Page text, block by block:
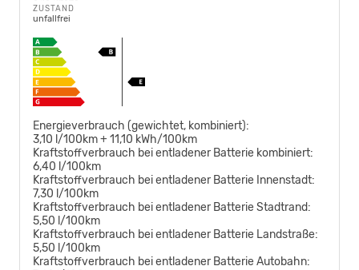
ZUSTAND
unfallfrei
Energieverbrauch (gewichtet, kombiniert):
3,10 l/100km + 11,10 kWh/100km
Kraftstoffverbrauch bei entladener Batterie kombiniert:
6,40 l/100km
Kraftstoffverbrauch bei entladener Batterie Innenstadt:
7,30 l/100km
Kraftstoffverbrauch bei entladener Batterie Stadtrand:
5,50 l/100km
Kraftstoffverbrauch bei entladener Batterie Landstraße:
5,50 l/100km
Kraftstoffverbrauch bei entladener Batterie Autobahn: